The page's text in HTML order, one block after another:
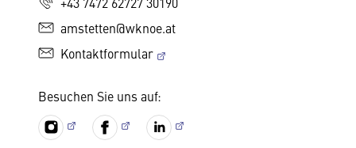
amstetten@wknoe.at
Kontaktformular
Besuchen Sie uns auf: